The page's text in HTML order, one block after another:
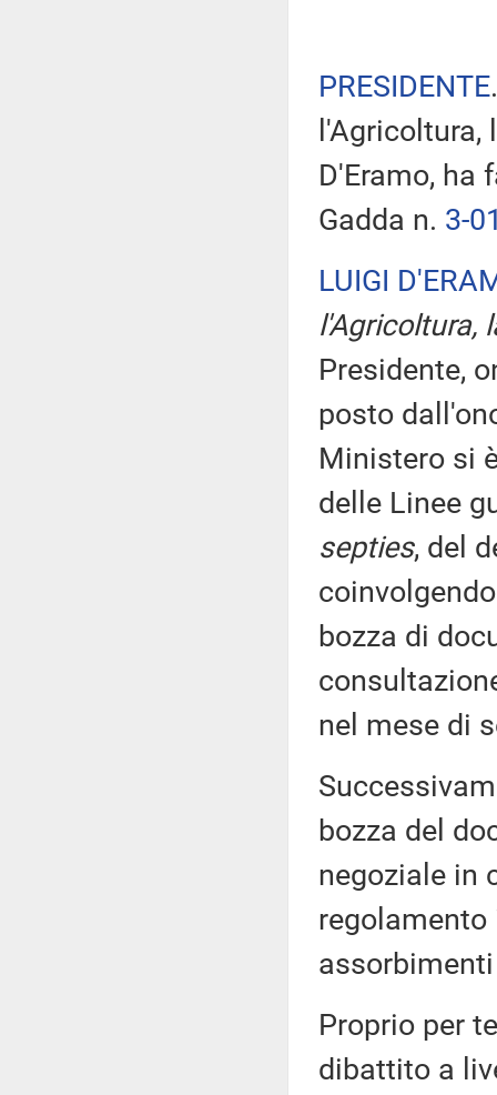
PRESIDENTE
D'Eramo, ha
Gadda n. 3-
LUIGI
l'Agricoltura,
Presidente,
posto
Ministero si
delle Linee
septies, del
bozza di
nel mese di
bozza del
negoziale in
Proprio per
dibattito a